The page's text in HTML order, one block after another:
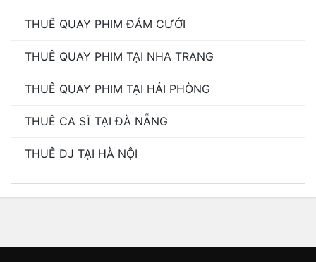
THUÊ QUAY PHIM ĐÁM CƯỚI
THUÊ QUAY PHIM TẠI NHA TRANG
THUÊ QUAY PHIM TẠI HẢI PHÒNG
THUÊ CA SĨ TẠI ĐÀ NẴNG
THUÊ DJ TẠI HÀ NỘI